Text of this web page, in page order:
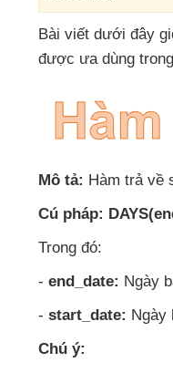
Bài viết dưới đây
được ưa dùng
Mô tả: Hàm trả về
Cú pháp: DAYS(en
Trong đó:
- end_date: Ngày
- start_date: Ngày
Chú ý: